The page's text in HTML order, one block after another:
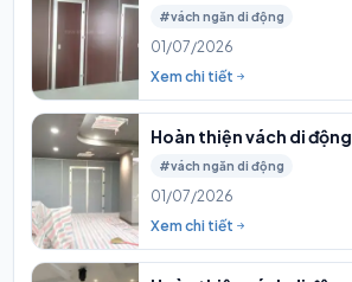
#vách ngăn di động
01/07/2026
Xem chi tiết
Hoàn thiện vách di động
#vách ngăn di động
01/07/2026
Xem chi tiết